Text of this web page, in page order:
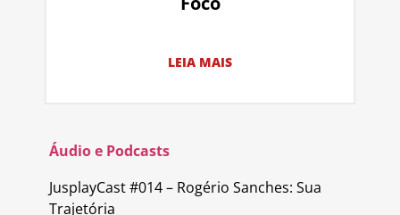
LEIA MAIS
Áudio e Podcasts
JusplayCast #014 – Rogério Sanches: Sua
Trajetória